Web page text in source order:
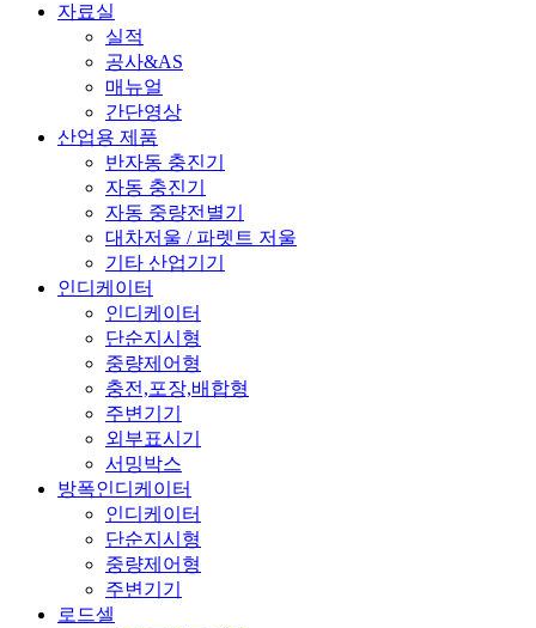
자료실
실적
공사&AS
매뉴얼
간단영상
산업용 제품
반자동 충진기
자동 충진기
자동 중량전별기
대차저울 / 파렛트 저울
기타 산업기기
인디케이터
인디케이터
단순지시형
중량제어형
충전,포장,배합형
주변기기
외부표시기
서밍박스
방폭인디케이터
인디케이터
단순지시형
중량제어형
주변기기
로드셀